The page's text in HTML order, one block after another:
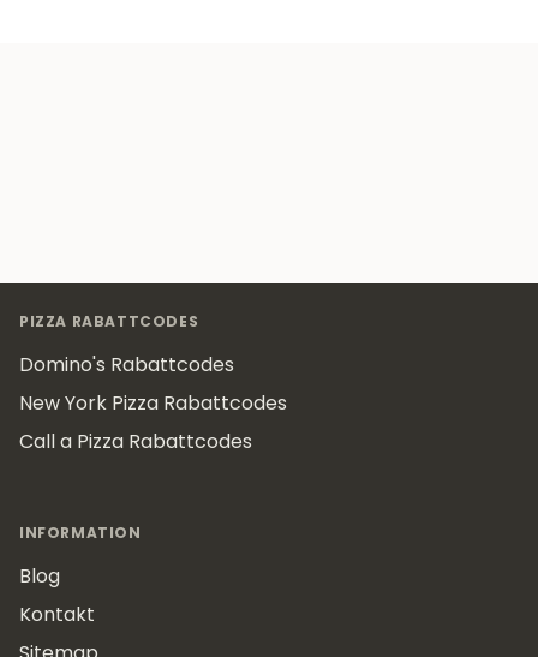
PIZZA RABATTCODES
Domino's Rabattcodes
New York Pizza Rabattcodes
Call a Pizza Rabattcodes
INFORMATION
Blog
Kontakt